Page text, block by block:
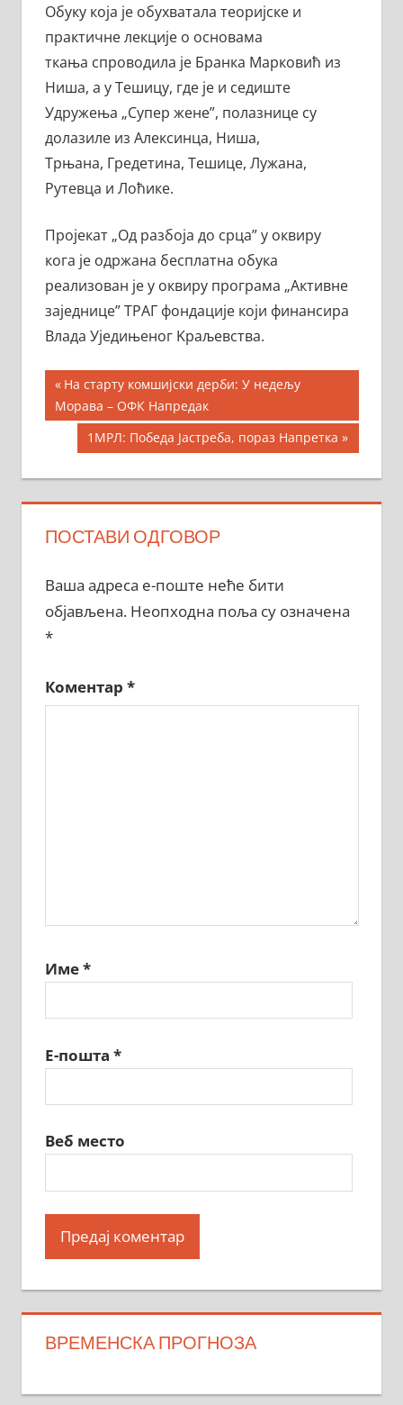
Обуку која је обухватала теоријске и
практичне лекције о основама
ткања спроводила је Бранка Марковић из
Ниша, а у Тешицу, где је и седиште
Удружења „Супер жене”, полазнице су
долазиле из Алексинца, Ниша,
Трњана, Гредетина, Тешице, Лужана,
Рутевца и Лоћике.
Пројекат „Од разбоја до срца” у оквиру
кога је одржана бесплатна обука
реализован је у оквиру програма „Активне
заједнице” ТРАГ фондације који финансира
Влада Уједињеног Kраљевства.
Кретање
чланка
Previous
Post:
На старту комшијски дерби: У недељу
Морава – ОФК Напредак
Next
Post:
1МРЛ: Победа Јастреба, пораз Напретка
ПОСТАВИ ОДГОВОР
Ваша адреса е-поште неће бити
објављена. Неопходна поља су означена
*
Коментар *
Име*
Е-пошта *
Веб место
ВРЕМЕНСКА ПРОГНОЗА